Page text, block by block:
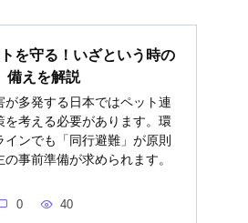
を守る！いざという時の
備えを解説
が多発する日本ではペット連
を考える必要があります。環
ンでも「同行避難」が原則
事前準備が求められます。
0 40